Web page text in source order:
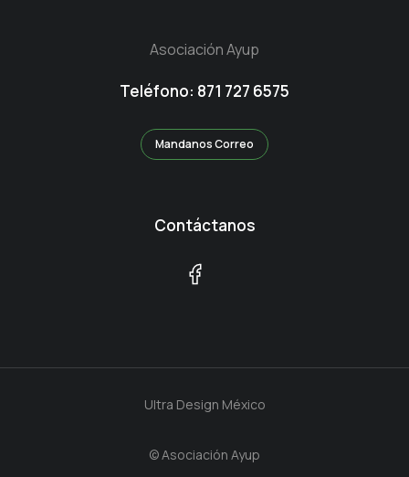
Asociación Ayup
Teléfono: 871 727 6575
Mandanos Correo
Contáctanos
© Asociación Ayup
Ultra Design México